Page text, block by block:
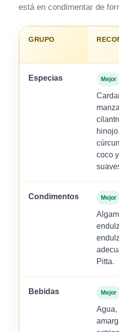
está en condimentar de
GRUPO
Especias Mejor
coco
Condimentos Mejor
Pitta.
Bebidas Mejor
Agua,